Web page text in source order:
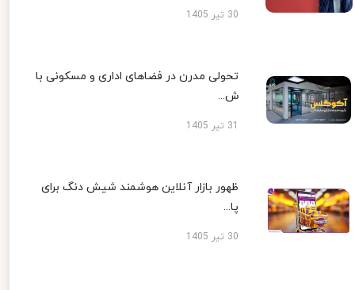
30 تیر 1405
تحولی مدرن در فضاهای اداری و مسکونی با
ش...
ظهور بازار آنلاین هوشمند شیش دنگ برای
پا...
30 تیر 1405